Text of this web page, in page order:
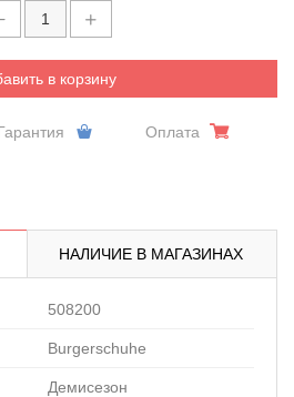
в корзину
Оплата
НАЛИЧИЕ В МАГАЗИНАХ
508200
Burgerschuhe
Демисезон